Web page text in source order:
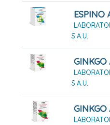
S.A.U.
S.A.U.